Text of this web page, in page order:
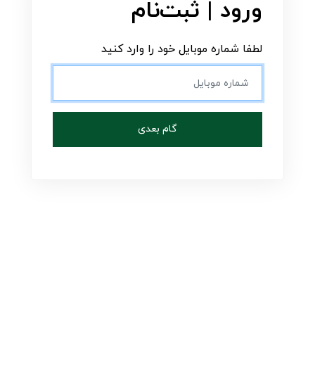
ورود | ثبت‌نام
لطفا شماره موبایل خود را وارد کنید
گام بعدی